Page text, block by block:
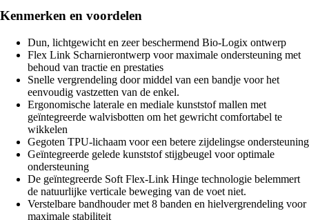
Kenmerken en voordelen
Dun, lichtgewicht en zeer beschermend Bio-Logix ontwerp
Flex Link Scharnierontwerp voor maximale ondersteuning met
behoud van tractie en prestaties
Snelle vergrendeling door middel van een bandje voor het
eenvoudig vastzetten van de enkel.
Ergonomische laterale en mediale kunststof mallen met
geïntegreerde walvisbotten om het gewricht comfortabel te
wikkelen
Gegoten TPU-lichaam voor een betere zijdelingse ondersteuning
Geïntegreerde gelede kunststof stijgbeugel voor optimale
ondersteuning
De geïntegreerde Soft Flex-Link Hinge technologie belemmert
de natuurlijke verticale beweging van de voet niet.
Verstelbare bandhouder met 8 banden en hielvergrendeling voor
maximale stabiliteit